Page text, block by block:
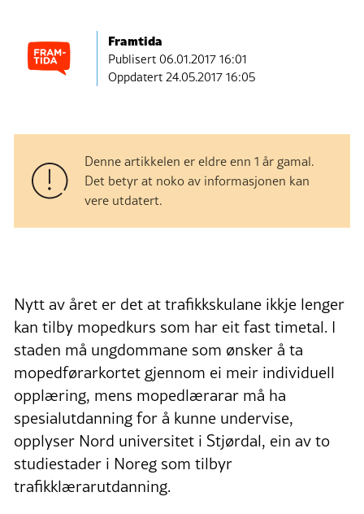
Framtida
Publisert06.01.2017 16:01
Oppdatert 24.05.2017 16:05
Denne artikkelen er eldre enn 1 år gamal.
Det betyr at noko av informasjonen kan
vere utdatert.
Nytt av året er det at trafikkskulane ikkje lenger
kan tilby mopedkurs som har eit fast timetal. I
staden må ungdommane som ønsker å ta
mopedførarkortet gjennom ei meir individuell
opplæring, mens mopedlærarar må ha
spesialutdanning for å kunne undervise,
opplyser Nord universitet i Stjørdal, ein av to
studiestader i Noreg som tilbyr
trafikklærarutdanning.